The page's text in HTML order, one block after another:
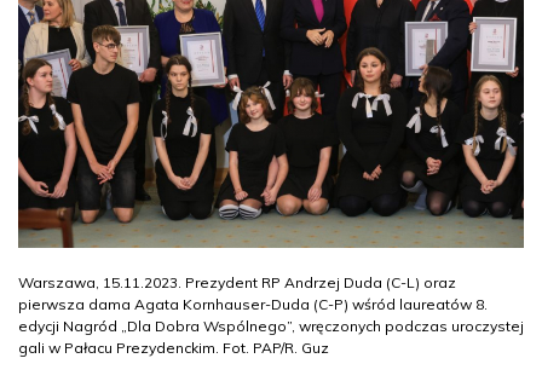
Warszawa, 15.11.2023. Prezydent RP Andrzej Duda (C-L) oraz
pierwsza dama Agata Kornhauser-Duda (C-P) wśród laureatów 8.
edycji Nagród „Dla Dobra Wspólnego”, wręczonych podczas uroczystej
gali w Pałacu Prezydenckim. Fot. PAP/R. Guz